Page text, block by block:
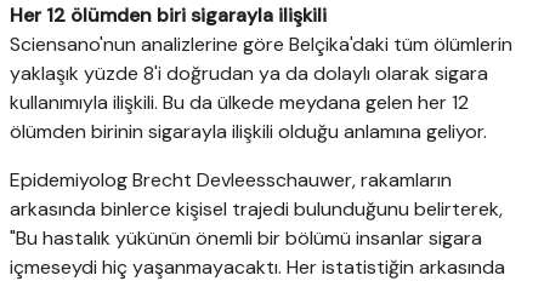
Her 12 ölümden biri sigarayla ilişkili
Sciensano'nun analizlerine göre Belçika'daki tüm ölümlerin
yaklaşık yüzde 8'i doğrudan ya da dolaylı olarak sigara
kullanımıyla ilişkili. Bu da ülkede meydana gelen her 12
ölümden birinin sigarayla ilişkili olduğu anlamına geliyor.
Epidemiyolog Brecht Devleesschauwer, rakamların
arkasında binlerce kişisel trajedi bulunduğunu belirterek,
"Bu hastalık yükünün önemli bir bölümü insanlar sigara
içmeseydi hiç yaşanmayacaktı. Her istatistiğin arkasında